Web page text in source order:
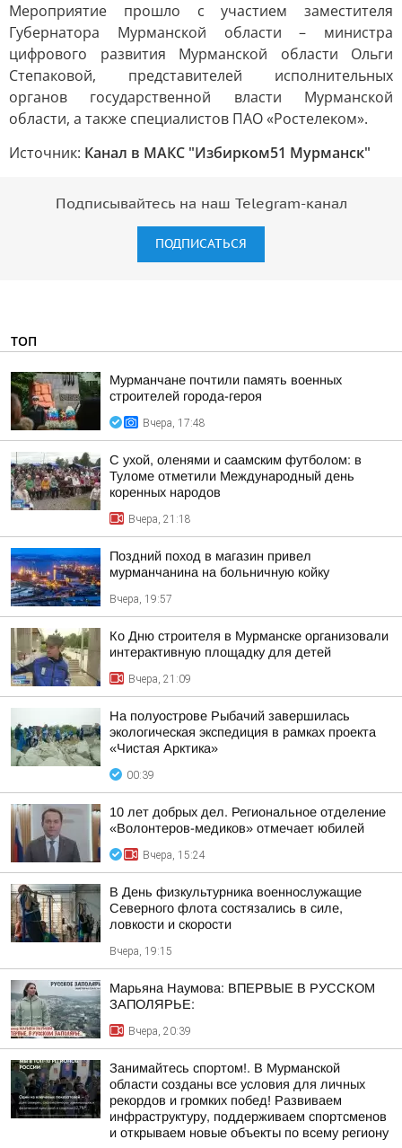
Мероприятие прошло с участием заместителя
Губернатора Мурманской области – министра
цифрового развития Мурманской области Ольги
Степаковой, представителей исполнительных
органов государственной власти Мурманской
области, а также специалистов ПАО «Ростелеком».
Источник: Канал в МАКС "Избирком51 Мурманск"
Подписывайтесь на наш Telegram-канал
ПОДПИСАТЬСЯ
ТОП
Мурманчане почтили память военных
строителей города-героя
Вчера, 17:48
С ухой, оленями и саамским футболом: в
Туломе отметили Международный день
коренных народов
Вчера, 21:18
Поздний поход в магазин привел
мурманчанина на больничную койку
Вчера, 19:57
Ко Дню строителя в Мурманске организовали
интерактивную площадку для детей
Вчера, 21:09
На полуострове Рыбачий завершилась
экологическая экспедиция в рамках проекта
«Чистая Арктика»
00:39
10 лет добрых дел. Региональное отделение
«Волонтеров-медиков» отмечает юбилей
Вчера, 15:24
В День физкультурника военнослужащие
Северного флота состязались в силе,
ловкости и скорости
Вчера, 19:15
Марьяна Наумова: ВПЕРВЫЕ В РУССКОМ
ЗАПОЛЯРЬЕ:
Вчера, 20:39
Занимайтесь спортом!. В Мурманской
области созданы все условия для личных
рекордов и громких побед! Развиваем
инфраструктуру, поддерживаем спортсменов
и открываем новые объекты по всему региону